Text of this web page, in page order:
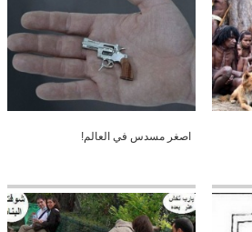
اصغر مسدس في العالم!